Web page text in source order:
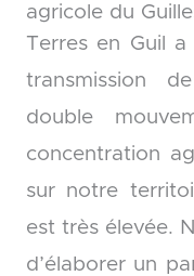
agricole du
Terres en Guil
transmission
double
concentration
sur notre
est très élevée.
d’élaborer un